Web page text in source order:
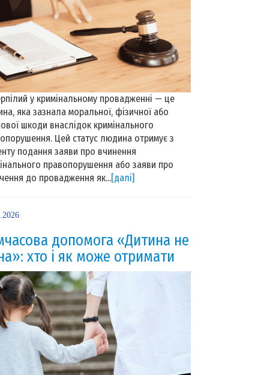
у кримінальному провадженні — це
яка зазнала моральної, фізичної або
шкоди внаслідок кримінального
Цей статус людина отримує з
подання заяви про вчинення
правопорушення або заяви про
до провадження як...[далі]
допомога «Дитина не
хто і як може отримати